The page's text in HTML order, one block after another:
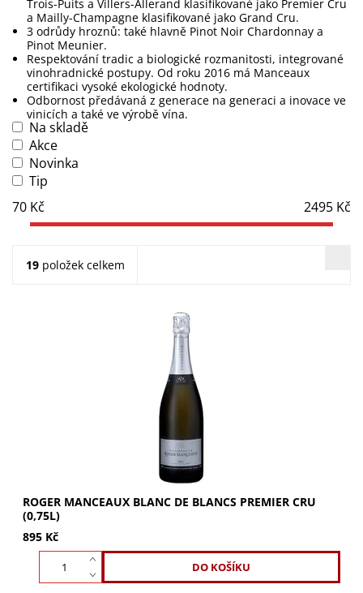
Trois-Puits a Villers-Allerand klasifikované jako Premier Cru
a Mailly-Champagne klasifikované jako Grand Cru.
3 odrůdy hroznů: také hlavně Pinot Noir Chardonnay a
Pinot Meunier.
Respektování tradic a biologické rozmanitosti, integrované
vinohradnické postupy. Od roku 2016 má Manceaux
certifikaci vysoké ekologické hodnoty.
Odbornost předávaná z generace na generaci a inovace ve
vinicích a také ve výrobě vína.
Na skladě
Akce
Novinka
Tip
70 Kč 2495 Kč
19 položek celkem
ROGER MANCEAUX Blanc de Blancs Premier Cru: 100%
Chardonnay z Premier Cru. Vychutnejte svěží mátu,
zelené jablko a briošku. Čisté, svěží šampaňské...
ROGER MANCEAUX BLANC DE BLANCS PREMIER CRU
(0,75L)
895 Kč